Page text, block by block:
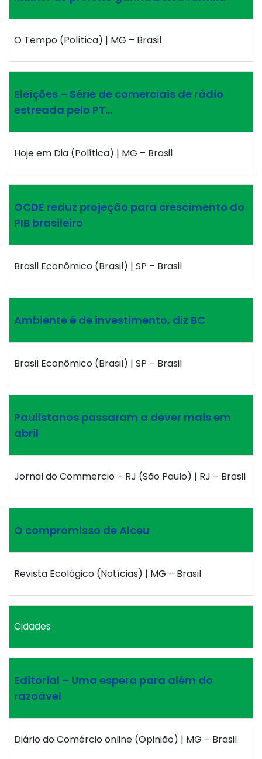
O Tempo (Política) | MG – Brasil
Eleições – Série de comerciais de rádio
estreada pelo PT…
Hoje em Dia (Política) | MG – Brasil
OCDE reduz projeção para crescimento do
PIB brasileiro
Brasil Econômico (Brasil) | SP – Brasil
Ambiente é de investimento, diz BC
Brasil Econômico (Brasil) | SP – Brasil
Paulistanos passaram a dever mais em
abril
Jornal do Commercio – RJ (São Paulo) | RJ – Brasil
O compromisso de Alceu
Revista Ecológico (Notícias) | MG – Brasil
Cidades
Editorial – Uma espera para além do
razoável
Diário do Comércio online (Opinião) | MG – Brasil